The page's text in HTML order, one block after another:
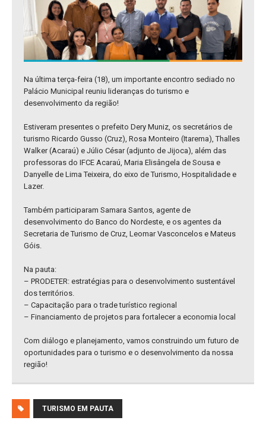
Na última terça-feira (18), um importante encontro sediado no
Palácio Municipal reuniu lideranças do turismo e
desenvolvimento da região!
Estiveram presentes o prefeito Dery Muniz, os secretários de
turismo Ricardo Gusso (Cruz), Rosa Monteiro (Itarema), Thalles
Walker (Acaraú) e Júlio César (adjunto de Jijoca), além das
professoras do IFCE Acaraú, Maria Elisângela de Sousa e
Danyelle de Lima Teixeira, do eixo de Turismo, Hospitalidade e
Lazer.
Também participaram Samara Santos, agente de
desenvolvimento do Banco do Nordeste, e os agentes da
Secretaria de Turismo de Cruz, Leomar Vasconcelos e Mateus
Góis.
Na pauta:
– PRODETER: estratégias para o desenvolvimento sustentável
dos territórios.
– Capacitação para o trade turístico regional
– Financiamento de projetos para fortalecer a economia local
Com diálogo e planejamento, vamos construindo um futuro de
oportunidades para o turismo e o desenvolvimento da nossa
região!
TURISMO EM PAUTA